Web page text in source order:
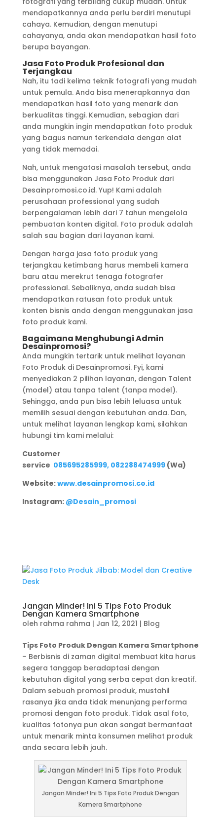
mendapatkannya anda perlu berdiri menutupi
cahaya. Kemudian, dengan menutupi
cahayanya, anda akan mendapatkan hasil foto
berupa bayangan.
Jasa Foto Produk Profesional dan
Terjangkau
Nah, itu tadi kelima teknik fotografi yang mudah
untuk pemula. Anda bisa menerapkannya dan
mendapatkan hasil foto yang menarik dan
berkualitas tinggi. Kemudian, sebagian dari
anda mungkin ingin mendapatkan foto produk
yang bagus namun terkendala dengan alat
yang tidak memadai.
Nah, untuk mengatasi masalah tersebut, anda
bisa menggunakan Jasa Foto Produk dari
Desainpromosi.co.id. Yup! Kami adalah
perusahaan professional yang sudah
berpengalaman lebih dari 7 tahun mengelola
pembuatan konten digital. Foto produk adalah
salah sau bagian dari layanan kami.
Dengan harga jasa foto produk yang
terjangkau ketimbang harus membeli kamera
baru atau merekrut tenaga fotografer
professional. Sebaliknya, anda sudah bisa
mendapatkan ratusan foto produk untuk
konten bisnis anda dengan menggunakan jasa
foto produk kami.
Bagaimana Menghubungi Admin
Desainpromosi?
Anda mungkin tertarik untuk melihat layanan
Foto Produk di Desainpromosi. Fyi, kami
menyediakan 2 pilihan layanan, dengan Talent
(model) atau tanpa talent (tanpa model).
Sehingga, anda pun bisa lebih leluasa untuk
memilih sesuai dengan kebutuhan anda. Dan,
untuk melihat layanan lengkap kami, silahkan
hubungi tim kami melalui:
Customer
service 085695285999, 082288474999(Wa)
Website:www.desainpromosi.co.id
Instagram: @Desain_promosi
Jangan Minder! Ini 5 Tips Foto Produk
Dengan Kamera Smartphone
oleh rahma rahma | Jan 12, 2021 | Blog
Tips Foto Produk Dengan Kamera Smartphone
– Berbisnis di zaman digital membuat kita harus
segera tanggap beradaptasi dengan
kebutuhan digital yang serba cepat dan kreatif.
Dalam sebuah promosi produk, mustahil
rasanya jika anda tidak menunjang performa
promosi dengan foto produk. Tidak asal foto,
kualitas fotonya pun akan sangat bermanfaat
untuk menarik minta konsumen melihat produk
anda secara lebih jauh.
Jangan Minder! Ini 5 Tips Foto Produk Dengan
Kamera Smartphone